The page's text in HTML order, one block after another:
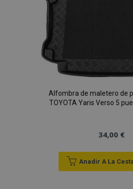
Alfombra de maletero de
TOYOTA Yaris Verso 5
34,00 €
Anadir A La